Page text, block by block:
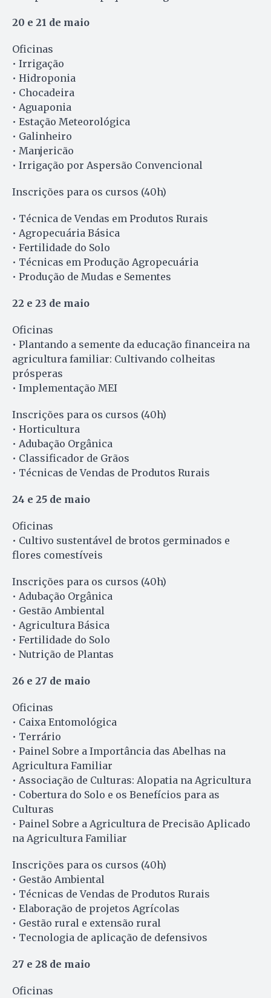
20 e 21 de maio
Oficinas
• Irrigação
• Hidroponia
• Chocadeira
• Aguaponia
• Estação Meteorológica
• Galinheiro
• Manjericão
• Irrigação por Aspersão Convencional
Inscrições para os cursos (40h)
• Técnica de Vendas em Produtos Rurais
• Agropecuária Básica
• Fertilidade do Solo
• Técnicas em Produção Agropecuária
• Produção de Mudas e Sementes
22 e 23 de maio
Oficinas
• Plantando a semente da educação financeira na
agricultura familiar: Cultivando colheitas
prósperas
• Implementação MEI
Inscrições para os cursos (40h)
• Horticultura
• Adubação Orgânica
• Classificador de Grãos
• Técnicas de Vendas de Produtos Rurais
24 e 25 de maio
Oficinas
• Cultivo sustentável de brotos germinados e
flores comestíveis
Inscrições para os cursos (40h)
• Adubação Orgânica
• Gestão Ambiental
• Agricultura Básica
• Fertilidade do Solo
• Nutrição de Plantas
26 e 27 de maio
Oficinas
• Caixa Entomológica
• Terrário
• Painel Sobre a Importância das Abelhas na
Agricultura Familiar
• Associação de Culturas: Alopatia na Agricultura
• Cobertura do Solo e os Benefícios para as
Culturas
• Painel Sobre a Agricultura de Precisão Aplicado
na Agricultura Familiar
Inscrições para os cursos (40h)
• Gestão Ambiental
• Técnicas de Vendas de Produtos Rurais
• Elaboração de projetos Agrícolas
• Gestão rural e extensão rural
• Tecnologia de aplicação de defensivos
27 e 28 de maio
Oficinas